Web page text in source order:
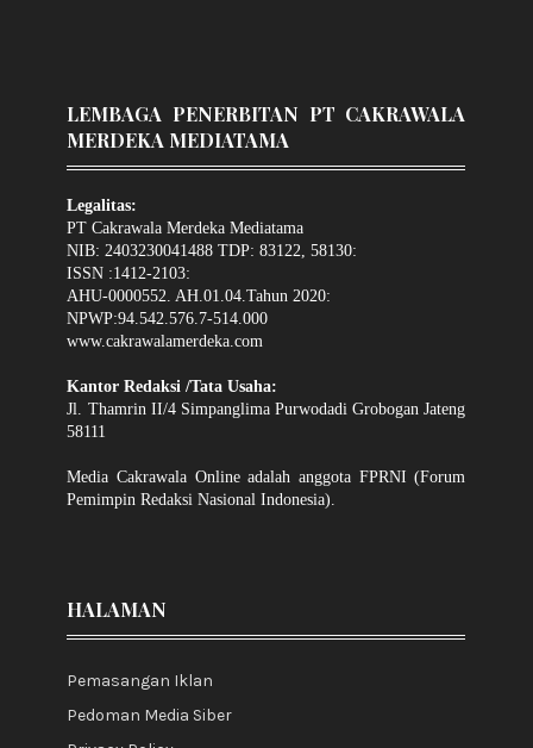
LEMBAGA PENERBITAN PT CAKRAWALA
MERDEKA MEDIATAMA
Legalitas:
PT Cakrawala Merdeka Mediatama
NIB: 2403230041488 TDP: 83122, 58130:
ISSN :1412-2103:
AHU-0000552. AH.01.04.Tahun 2020:
NPWP:94.542.576.7-514.000
www.cakrawalamerdeka.com
Kantor Redaksi /Tata Usaha:
Jl. Thamrin II/4 Simpanglima Purwodadi Grobogan Jateng
58111
Media Cakrawala Online adalah anggota FPRNI (Forum
Pemimpin Redaksi Nasional Indonesia).
HALAMAN
Pemasangan Iklan
Pedoman Media Siber